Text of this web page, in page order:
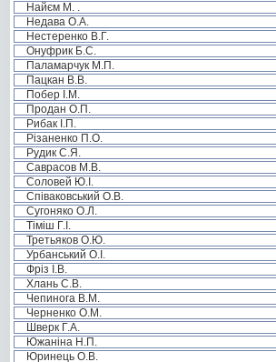
Найєм М. .
Недава О.А.
Нестеренко В.Г.
Онуфрик Б.С.
Паламарчук М.П.
Пацкан В.В.
Побер І.М.
Продан О.П.
Рибак І.П.
Різаненко П.О.
Рудик С.Я.
Саврасов М.В.
Соловей Ю.І.
Співаковський О.В.
Сугоняко О.Л.
Тіміш Г.І.
Третьяков О.Ю.
Урбанський О.І.
Фріз І.В.
Хлань С.В.
Чепинога В.М.
Черненко О.М.
Шверк Г.А.
Южаніна Н.П.
Юринець О.В.